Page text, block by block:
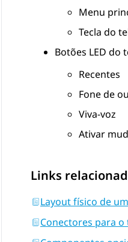
Menu
Tecla do
Botões LED do
Recentes
Fone de
Viva-voz
Ativar
Links
Layout físico de
Conectores para o